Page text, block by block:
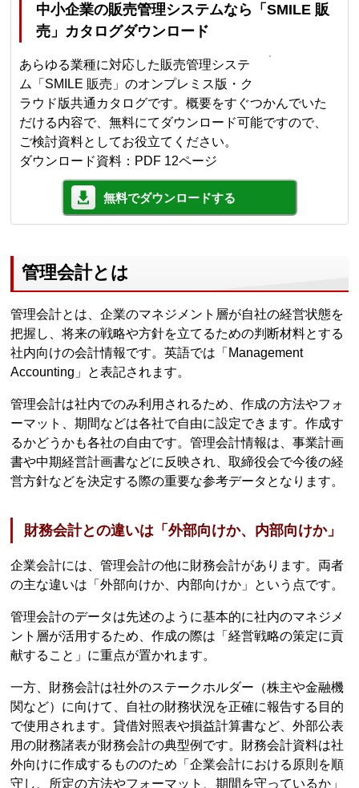
中小企業の販売管理システムなら「SMILE 販
売」カタログダウンロード
あらゆる業種に対応した販売管理システ
ム「SMILE 販売」のオンプレミス版・ク
ラウド版共通カタログです。概要をすぐつかんでいた
だける内容で、無料にてダウンロード可能ですので、
ご検討資料としてお役立てください。
ダウンロード資料：PDF 12ページ
無料でダウンロードする
管理会計とは
管理会計とは、企業のマネジメント層が自社の経営状態を
把握し、将来の戦略や方針を立てるための判断材料とする
社内向けの会計情報です。英語では「Management
Accounting」と表記されます。
管理会計は社内でのみ利用されるため、作成の方法やフォ
ーマット、期間などは各社で自由に設定できます。作成す
るかどうかも各社の自由です。管理会計情報は、事業計画
書や中期経営計画書などに反映され、取締役会で今後の経
営方針などを決定する際の重要な参考データとなります。
財務会計との違いは「外部向けか、内部向けか」
企業会計には、管理会計の他に財務会計があります。両者
の主な違いは「外部向けか、内部向けか」という点です。
管理会計のデータは先述のように基本的に社内のマネジメ
ント層が活用するため、作成の際は「経営戦略の策定に貢
献すること」に重点が置かれます。
一方、財務会計は社外のステークホルダー（株主や金融機
関など）に向けて、自社の財務状況を正確に報告する目的
で使用されます。貸借対照表や損益計算書など、外部公表
用の財務諸表が財務会計の典型例です。財務会計資料は社
外向けに作成するもののため「企業会計における原則を順
守し、所定の方法やフォーマット、期間を守っているか」